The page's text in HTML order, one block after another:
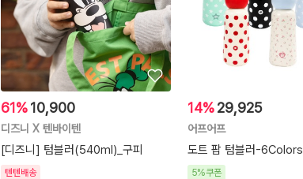
61%10,900
디즈니 X 텐바이텐
[디즈니] 텀블러(540ml)_구피
텐텐배송
14% 29,925
어프어프
도트 팝 텀블러-6Colors
5%쿠폰